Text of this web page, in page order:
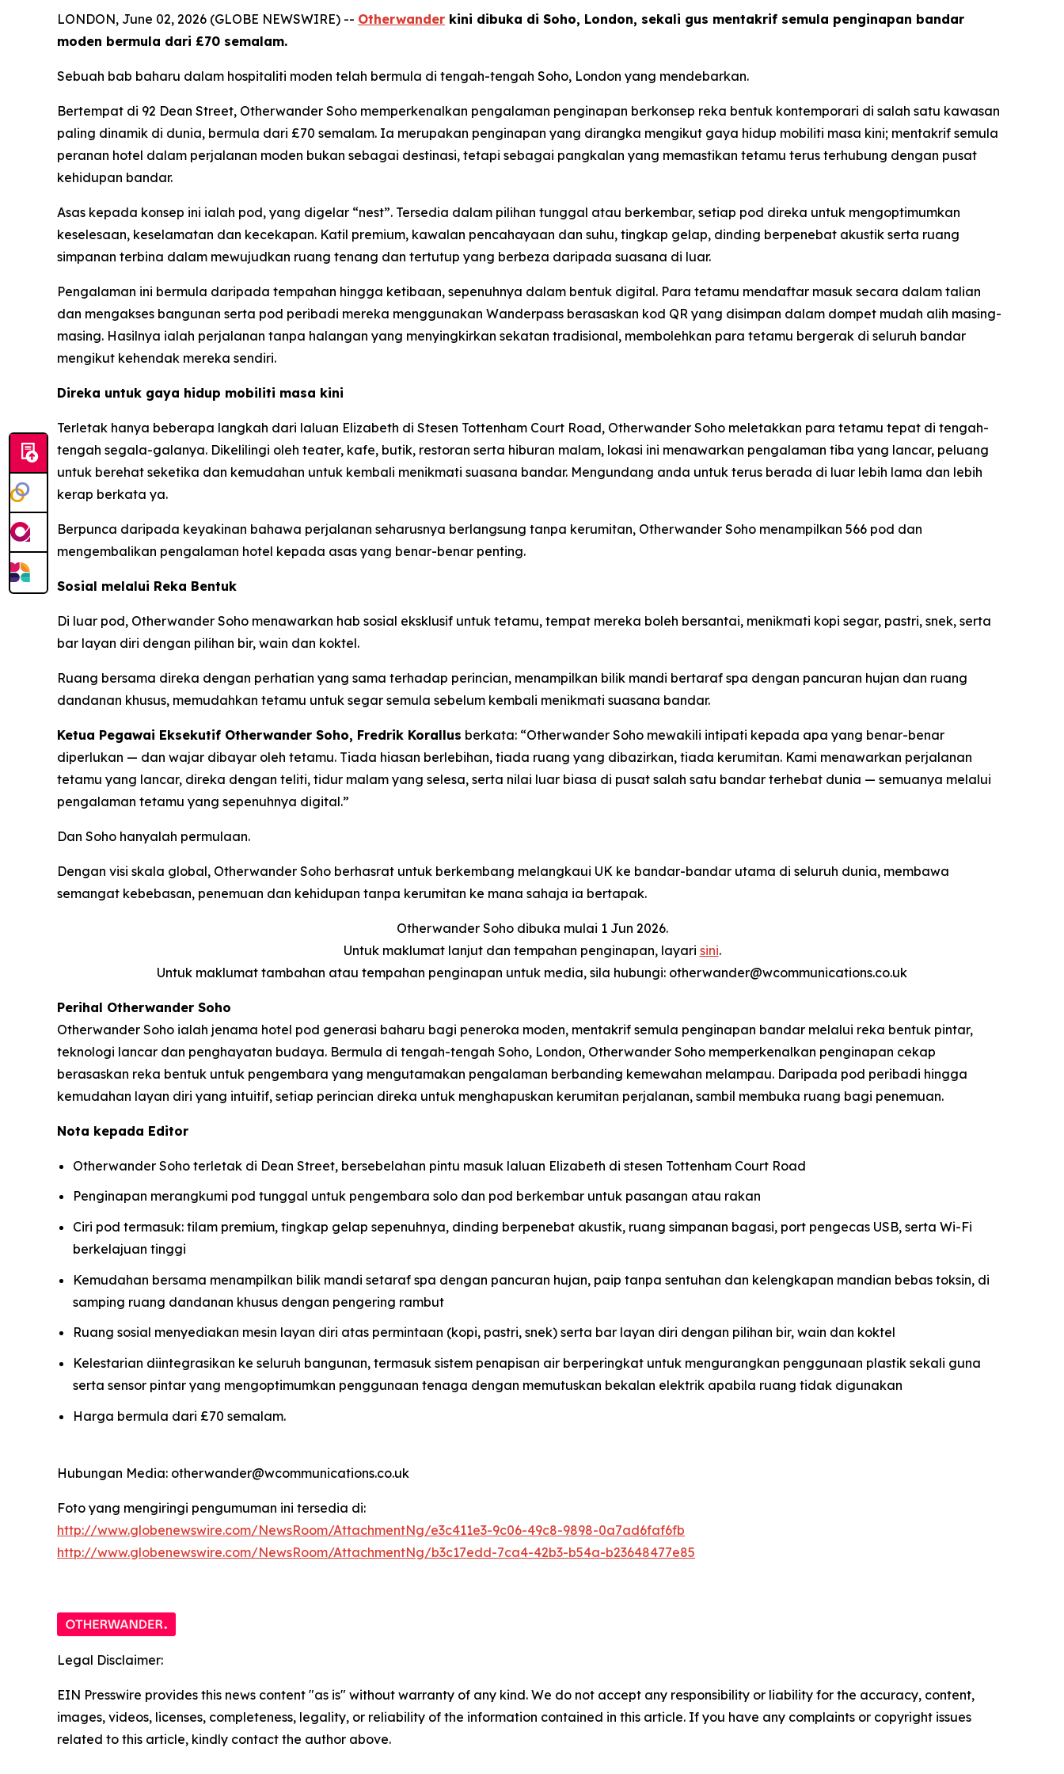
LONDON, June 02, 2026 (GLOBE NEWSWIRE) -- Otherwander kini dibuka di Soho, London, sekali gus mentakrif semula penginapan bandar
moden bermula dari £70 semalam.
Sebuah bab baharu dalam hospitaliti moden telah bermula di tengah-tengah Soho, London yang mendebarkan.
Bertempat di 92 Dean Street, Otherwander Soho memperkenalkan pengalaman penginapan berkonsep reka bentuk kontemporari di salah satu kawasan
paling dinamik di dunia, bermula dari £70 semalam. Ia merupakan penginapan yang dirangka mengikut gaya hidup mobiliti masa kini; mentakrif semula
peranan hotel dalam perjalanan moden bukan sebagai destinasi, tetapi sebagai pangkalan yang memastikan tetamu terus terhubung dengan pusat
kehidupan bandar.
Asas kepada konsep ini ialah pod, yang digelar “nest”. Tersedia dalam pilihan tunggal atau berkembar, setiap pod direka untuk mengoptimumkan
keselesaan, keselamatan dan kecekapan. Katil premium, kawalan pencahayaan dan suhu, tingkap gelap, dinding berpenebat akustik serta ruang
simpanan terbina dalam mewujudkan ruang tenang dan tertutup yang berbeza daripada suasana di luar.
Pengalaman ini bermula daripada tempahan hingga ketibaan, sepenuhnya dalam bentuk digital. Para tetamu mendaftar masuk secara dalam talian
dan mengakses bangunan serta pod peribadi mereka menggunakan Wanderpass berasaskan kod QR yang disimpan dalam dompet mudah alih masing-
masing. Hasilnya ialah perjalanan tanpa halangan yang menyingkirkan sekatan tradisional, membolehkan para tetamu bergerak di seluruh bandar
mengikut kehendak mereka sendiri.
Direka untuk gaya hidup mobiliti masa kini
Terletak hanya beberapa langkah dari laluan Elizabeth di Stesen Tottenham Court Road, Otherwander Soho meletakkan para tetamu tepat di tengah-
tengah segala-galanya. Dikelilingi oleh teater, kafe, butik, restoran serta hiburan malam, lokasi ini menawarkan pengalaman tiba yang lancar, peluang
untuk berehat seketika dan kemudahan untuk kembali menikmati suasana bandar. Mengundang anda untuk terus berada di luar lebih lama dan lebih
kerap berkata ya.
Berpunca daripada keyakinan bahawa perjalanan seharusnya berlangsung tanpa kerumitan, Otherwander Soho menampilkan 566 pod dan
mengembalikan pengalaman hotel kepada asas yang benar-benar penting.
Sosial melalui Reka Bentuk
Di luar pod, Otherwander Soho menawarkan hab sosial eksklusif untuk tetamu, tempat mereka boleh bersantai, menikmati kopi segar, pastri, snek, serta
bar layan diri dengan pilihan bir, wain dan koktel.
Ruang bersama direka dengan perhatian yang sama terhadap perincian, menampilkan bilik mandi bertaraf spa dengan pancuran hujan dan ruang
dandanan khusus, memudahkan tetamu untuk segar semula sebelum kembali menikmati suasana bandar.
Ketua Pegawai Eksekutif Otherwander Soho, Fredrik Korallus berkata: “Otherwander Soho mewakili intipati kepada apa yang benar-benar
diperlukan — dan wajar dibayar oleh tetamu. Tiada hiasan berlebihan, tiada ruang yang dibazirkan, tiada kerumitan. Kami menawarkan perjalanan
tetamu yang lancar, direka dengan teliti, tidur malam yang selesa, serta nilai luar biasa di pusat salah satu bandar terhebat dunia — semuanya melalui
pengalaman tetamu yang sepenuhnya digital.”
Dan Soho hanyalah permulaan.
Dengan visi skala global, Otherwander Soho berhasrat untuk berkembang melangkaui UK ke bandar-bandar utama di seluruh dunia, membawa
semangat kebebasan, penemuan dan kehidupan tanpa kerumitan ke mana sahaja ia bertapak.
Otherwander Soho dibuka mulai 1 Jun 2026.
Untuk maklumat lanjut dan tempahan penginapan, layari sini.
Untuk maklumat tambahan atau tempahan penginapan untuk media, sila hubungi: otherwander@wcommunications.co.uk
Perihal Otherwander Soho
Otherwander Soho ialah jenama hotel pod generasi baharu bagi peneroka moden, mentakrif semula penginapan bandar melalui reka bentuk pintar,
teknologi lancar dan penghayatan budaya. Bermula di tengah-tengah Soho, London, Otherwander Soho memperkenalkan penginapan cekap
berasaskan reka bentuk untuk pengembara yang mengutamakan pengalaman berbanding kemewahan melampau. Daripada pod peribadi hingga
kemudahan layan diri yang intuitif, setiap perincian direka untuk menghapuskan kerumitan perjalanan, sambil membuka ruang bagi penemuan.
Nota kepada Editor
Otherwander Soho terletak di Dean Street, bersebelahan pintu masuk laluan Elizabeth di stesen Tottenham Court Road
Penginapan merangkumi pod tunggal untuk pengembara solo dan pod berkembar untuk pasangan atau rakan
Ciri pod termasuk: tilam premium, tingkap gelap sepenuhnya, dinding berpenebat akustik, ruang simpanan bagasi, port pengecas USB, serta Wi-Fi
berkelajuan tinggi
Kemudahan bersama menampilkan bilik mandi setaraf spa dengan pancuran hujan, paip tanpa sentuhan dan kelengkapan mandian bebas toksin, di
samping ruang dandanan khusus dengan pengering rambut
Ruang sosial menyediakan mesin layan diri atas permintaan (kopi, pastri, snek) serta bar layan diri dengan pilihan bir, wain dan koktel
Kelestarian diintegrasikan ke seluruh bangunan, termasuk sistem penapisan air berperingkat untuk mengurangkan penggunaan plastik sekali guna
serta sensor pintar yang mengoptimumkan penggunaan tenaga dengan memutuskan bekalan elektrik apabila ruang tidak digunakan
Harga bermula dari £70 semalam.
Hubungan Media: otherwander@wcommunications.co.uk
Foto yang mengiringi pengumuman ini tersedia di:
http://www.globenewswire.com/NewsRoom/AttachmentNg/e3c411e3-9c06-49c8-9898-0a7ad6faf6fb
http://www.globenewswire.com/NewsRoom/AttachmentNg/b3c17edd-7ca4-42b3-b54a-b23648477e85
Legal Disclaimer:
EIN Presswire provides this news content "as is" without warranty of any kind. We do not accept any responsibility or liability for the accuracy, content,
images, videos, licenses, completeness, legality, or reliability of the information contained in this article. If you have any complaints or copyright issues
related to this article, kindly contact the author above.